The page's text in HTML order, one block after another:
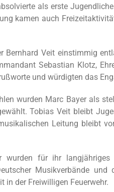
als erste
kamen auch
Bernhard Veit einstimmig
Sebastian Klotz,
und würdigten das
wurden Marc Bayer als
Tobias Veit bleibt
Leitung bleibt
wurden für ihr
Musikverbände
in der Freiwilligen Feuerwehr.